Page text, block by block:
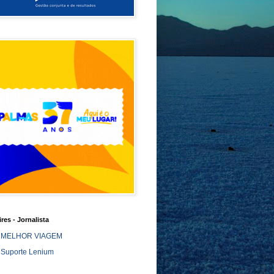
- Jornalista
MELHOR VIAGEM
Suporte Lenium